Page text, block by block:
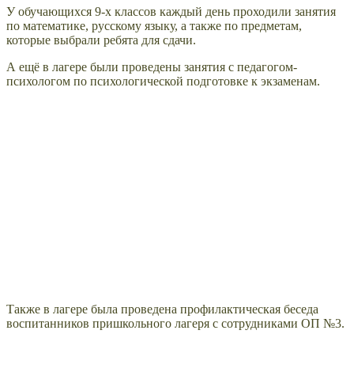
У обучающихся 9-х классов каждый день проходили занятия
по математике, русскому языку, а также по предметам,
которые выбрали ребята для сдачи.
А ещё в лагере были проведены занятия с педагогом-
психологом по психологической подготовке к экзаменам.
Также в лагере была проведена профилактическая беседа
воспитанников пришкольного лагеря с сотрудниками ОП №3.